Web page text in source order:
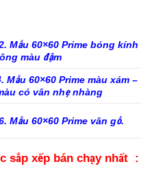
Mẫu 60×60 Prime bóng kính
màu đậm
Mẫu 60×60 Prime màu xám –
có vân nhẹ nhàng
Mẫu 60×60 Prime vân gỗ.
sắp xếp bán chạy nhất :